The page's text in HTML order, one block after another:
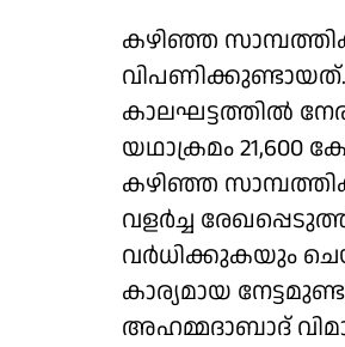
കഴിഞ്ഞ
വിപണിക്കുണ്ടായത്.
കാലഘട്ടത്തില്‍
യഥാക്രമം 21,600
കഴിഞ്ഞ
വളര്‍ച്ച
വര്‍ധിക്കുകയും
കാര്യമായ
അഹമ്മദാബാദ്